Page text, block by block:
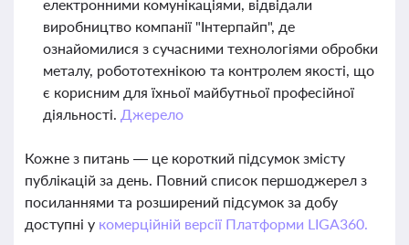
електронними комунікаціями, відвідали
виробництво компанії "Інтерпайп", де
ознайомилися з сучасними технологіями обробки
металу, робототехнікою та контролем якості, що
є корисним для їхньої майбутньої професійної
діяльності. Джерело
Кожне з питань — це короткий підсумок змісту
публікацій за день. Повний список першоджерел з
посиланнями та розширений підсумок за добу
доступні у комерційній версії Платформи LIGA360.